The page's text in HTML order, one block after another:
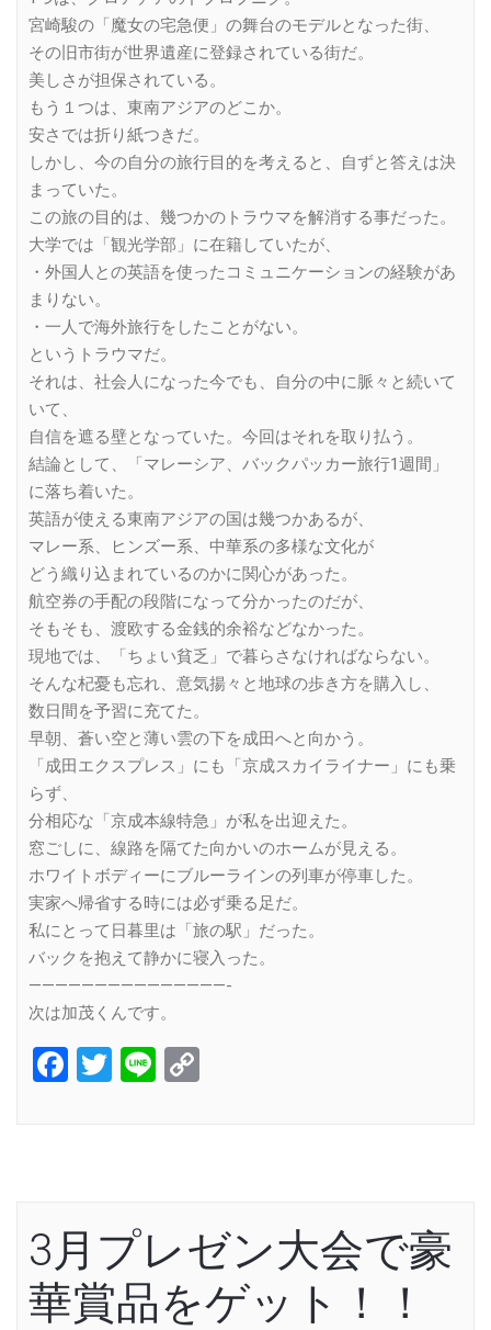
宮崎駿の「魔女の宅急便」の舞台のモデルとなった街、
その旧市街が世界遺産に登録されている街だ。
美しさが担保されている。
もう１つは、東南アジアのどこか。
安さでは折り紙つきだ。
しかし、今の自分の旅行目的を考えると、自ずと答えは決
まっていた。
この旅の目的は、幾つかのトラウマを解消する事だった。
大学では「観光学部」に在籍していたが、
・外国人との英語を使ったコミュニケーションの経験があ
まりない。
・一人で海外旅行をしたことがない。
というトラウマだ。
それは、社会人になった今でも、自分の中に脈々と続いて
いて、
自信を遮る壁となっていた。今回はそれを取り払う。
結論として、「マレーシア、バックパッカー旅行1週間」
に落ち着いた。
英語が使える東南アジアの国は幾つかあるが、
マレー系、ヒンズー系、中華系の多様な文化が
どう織り込まれているのかに関心があった。
航空券の手配の段階になって分かったのだが、
そもそも、渡欧する金銭的余裕などなかった。
現地では、「ちょい貧乏」で暮らさなければならない。
そんな杞憂も忘れ、意気揚々と地球の歩き方を購入し、
数日間を予習に充てた。
早朝、蒼い空と薄い雲の下を成田へと向かう。
「成田エクスプレス」にも「京成スカイライナー」にも乗
らず、
分相応な「京成本線特急」が私を出迎えた。
窓ごしに、線路を隔てた向かいのホームが見える。
ホワイトボディーにブルーラインの列車が停車した。
実家へ帰省する時には必ず乗る足だ。
私にとって日暮里は「旅の駅」だった。
バックを抱えて静かに寝入った。
———————————————-
次は加茂くんです。
Facebook
Twitter
Line
3月プレゼン大会で豪
華賞品をゲット！！